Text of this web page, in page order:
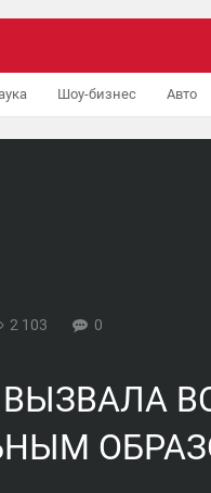
Шоу-бизнес Авто
2 103 0
ВЫЗВАЛА